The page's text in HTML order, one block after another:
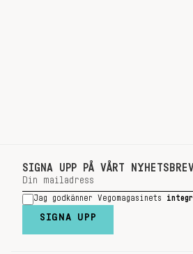
SIGNA UPP PÅ VÅRT NYHETSBREV
Jag godkänner Vegomagasinets
SIGNA UPP